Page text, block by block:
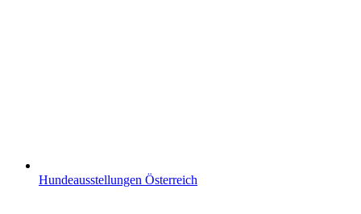
Hundeausstellungen Österreich